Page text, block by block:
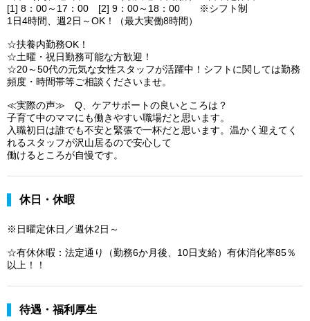
[1] 8：00～17：00 [2] 9：00～18：00 ※シフト制
1日4時間、週2日～OK！（最大実働8時間）
☆扶養内勤務OK！
☆土曜・祝日勤務可能な方歓迎！
☆20～50代の元気な女性スタッフが活躍中！シフトに関しては勤務
頻度・時間帯等ご相談くださいませ。
≪実際の声≫ Q、ケアサポートの良いところは？
子育て中のママにも働きやすい職場だと思います。
入職初日は誰でも不安と緊張で一杯だと思います。温かく迎えてく
れるスタッフが沢山居るので安心して
働けるところが自慢です。
休日・休暇
※日曜定休日／週休2日～
☆有休休暇：法定通り（勤務6か月後、10日支給）有休消化率85％
以上！！
待遇・福利厚生